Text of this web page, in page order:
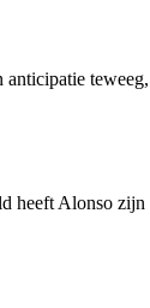
heeft Alonso zijn